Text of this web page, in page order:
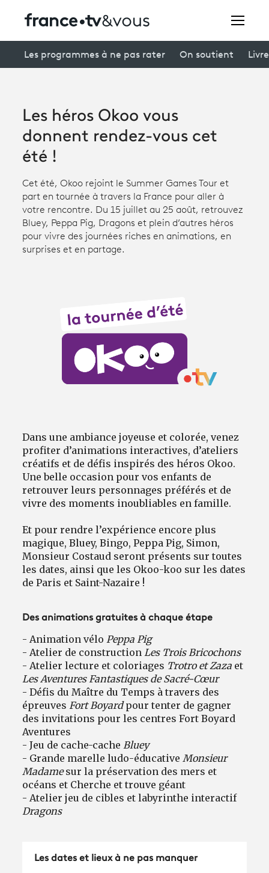
connexion
Creators
À la une
Participer et assister à une émission
À votre écoute
Productions et innovation
Programme
Les programmes à ne pas rater On soutient
Les héros Okoo vous
donnent rendez-vous cet
été !
Cet été, Okoo rejoint le Summer Games Tour et
part en tournée à travers la France pour aller à
votre rencontre. Du 15 juillet au 25 août, retrouvez
Bluey, Peppa Pig, Dragons et plein d’autres héros
pour vivre des journées riches en animations, en
surprises et en partage.
Dans une ambiance joyeuse et colorée, venez
profiter d’animations interactives, d’ateliers
créatifs et de défis inspirés des héros Okoo.
Une belle occasion pour vos enfants de
retrouver leurs personnages préférés et de
vivre des moments inoubliables en famille.
Et pour rendre l’expérience encore plus
magique, Bluey, Bingo, Peppa Pig, Simon,
Monsieur Costaud seront présents sur toutes
les dates, ainsi que les Okoo-koo sur les dates
de Paris et Saint-Nazaire !
Des animations gratuites à chaque étape
- Animation véloPeppa Pig
- Atelier de constructionLes Trois Bricochons
- Atelier lecture et coloriages Trotro et Zaza et
Les Aventures Fantastiques de Sacré-Cœur
- Défis du Maître du Temps à travers des
épreuvesFort Boyardpour tenter de gagner
des invitations pour les centres Fort Boyard
Aventures
- Jeu de cache-cacheBluey
- Grande marelle ludo-éducativeMonsieur
Madamesur la préservation des mers et
océans et Cherche et trouve géant
- Atelier jeu de cibles et labyrinthe interactif
Dragons
Les dates et lieux à ne pas manquer